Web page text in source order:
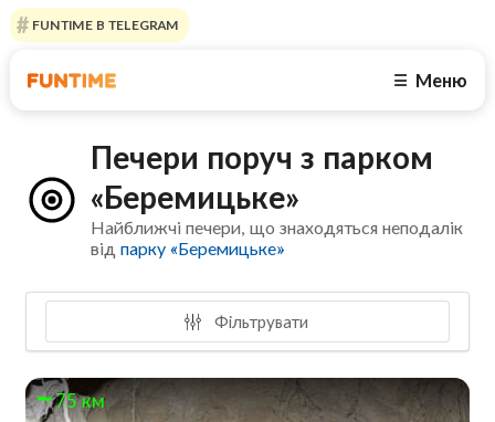
FUNTIME В TELEGRAM
☰ Меню
Печери поруч з парком
«Беремицьке»
Найближчі печери, що знаходяться неподалік
відпарку «Беремицьке»
Фільтрувати
75 км